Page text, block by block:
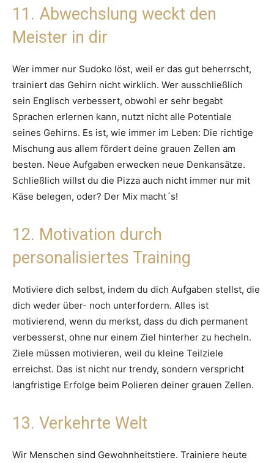
11. Abwechslung weckt den
Meister in dir
Wer immer nur Sudoko löst, weil er das gut beherrscht,
trainiert das Gehirn nicht wirklich. Wer ausschließlich
sein Englisch verbessert, obwohl er sehr begabt
Sprachen erlernen kann, nutzt nicht alle Potentiale
seines Gehirns. Es ist, wie immer im Leben: Die richtige
Mischung aus allem fördert deine grauen Zellen am
besten. Neue Aufgaben erwecken neue Denkansätze.
Schließlich willst du die Pizza auch nicht immer nur mit
Käse belegen, oder? Der Mix macht´s!
12. Motivation durch
personalisiertes Training
Motiviere dich selbst, indem du dich Aufgaben stellst, die
dich weder über- noch unterfordern. Alles ist
motivierend, wenn du merkst, dass du dich permanent
verbesserst, ohne nur einem Ziel hinterher zu hecheln.
Ziele müssen motivieren, weil du kleine Teilziele
erreichst. Das ist nicht nur trendy, sondern verspricht
langfristige Erfolge beim Polieren deiner grauen Zellen.
13. Verkehrte Welt
Wir Menschen sind Gewohnheitstiere. Trainiere heute